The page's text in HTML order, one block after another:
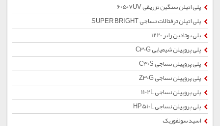
پلی اتیلن سنگین تزریقی 60507UV
پلی اتیلن ترفتالات نساجی SUPER BRIGHT
پلی بوتادین رابر 1220
پلی پروپیلن شیمیایی C30G
پلی پروپیلن نساجی C30S
پلی پروپیلن نساجی Z30G
پلی پروپیلن نساجی 1102L
پلی پروپیلن نساجی HP510L
اسید سولفوریک